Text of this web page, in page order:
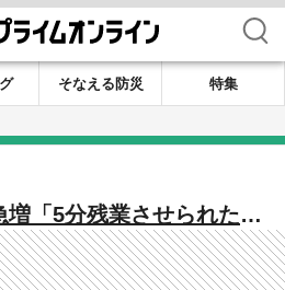
検索
そなえる防災
特集
増「5分残業させられた」
」新入社員の“辞めた